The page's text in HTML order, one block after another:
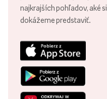
najkrajších pohľadov, aké si
dokážeme predstaviť.